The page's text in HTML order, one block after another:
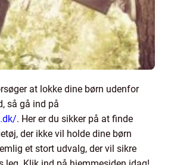
at lokke dine børn udenfor
så gå ind på
. Her er du sikker på at finde
der ikke vil holde dine børn
et stort udvalg, der vil sikre